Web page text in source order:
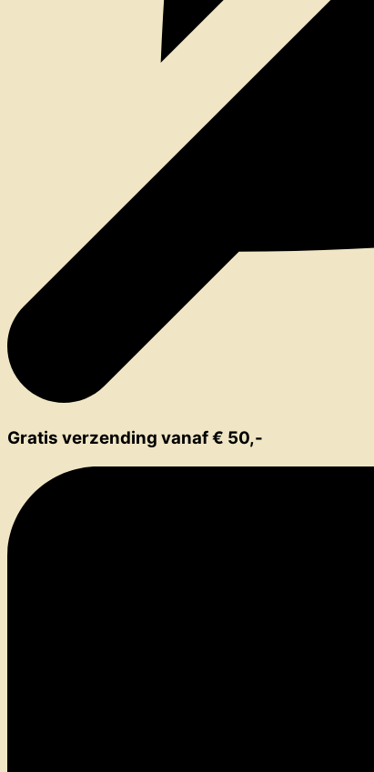
Gratis verzending vanaf € 50,-